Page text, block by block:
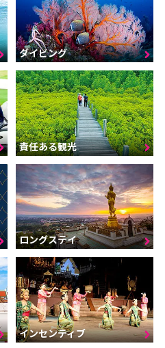
ダイビング
責任ある観光
ロングステイ
インセンティブ